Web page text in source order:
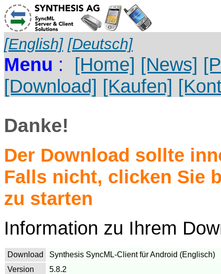
[English] [Deutsch]
Menu : [Home] [News]
[Download] [Kaufen]
Danke!
Der Download sollte
Falls nicht, clicken Sie
zu starten
Information zu Ihrem
Download
Synthesis SyncML-Client für Android (Englisch)
Version
5.8.2